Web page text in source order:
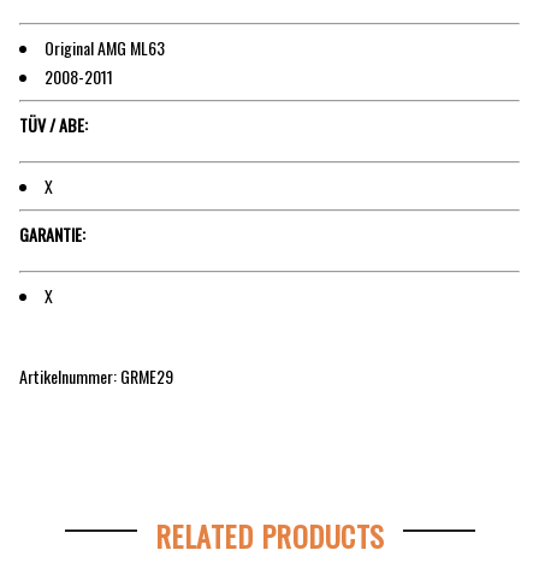
Original AMG ML63
2008-2011
TÜV / ABE:
X
GARANTIE:
X
Artikelnummer: GRME29
RELATED PRODUCTS